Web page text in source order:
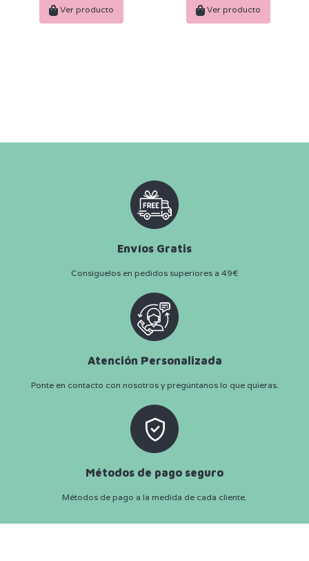
Ver producto Ver producto
Envíos Gratis
Consíguelos en pedidos superiores a 49€
Atención Personalizada
Ponte en contacto con nosotros y pregúntanos lo que quieras.
Métodos de pago seguro
Métodos de pago a la medida de cada cliente.